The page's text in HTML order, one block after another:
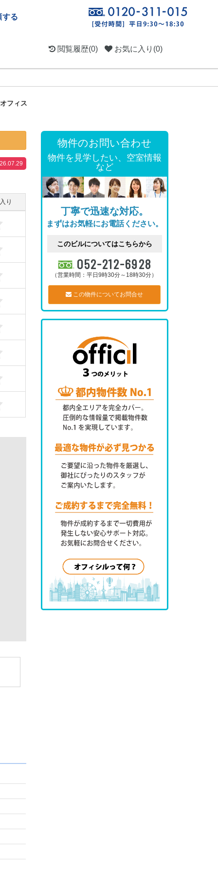
する
閲覧履歴(0) お気に入り (0)
フィス
り
物件のお問い合わせ
物件を見学したい、空室情報
など
丁寧で迅速な対応。
まずはお気軽にお電話ください。
このビルについてはこちらから
052-212-6928
（営業時間：平日9時30分～18時30分）
この物件についてお問合せ